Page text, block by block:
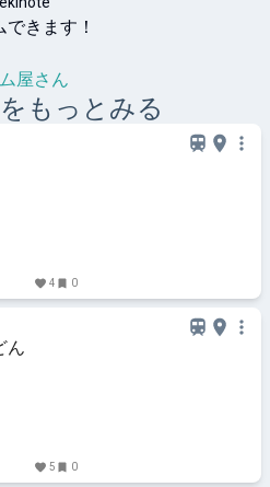
きます！
屋さん
もっとみる
4 0
ん
5 0